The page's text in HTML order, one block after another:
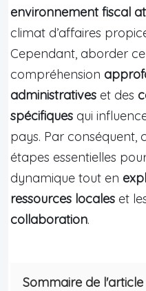
environnement fiscal
climat d’affaires
Cependant, aborder
compréhension
administratives et des
spécifiques qui
pays. Par conséquent,
étapes essentielles
dynamique tout en
ressources locales et
collaboration.
Sommaire de l'article